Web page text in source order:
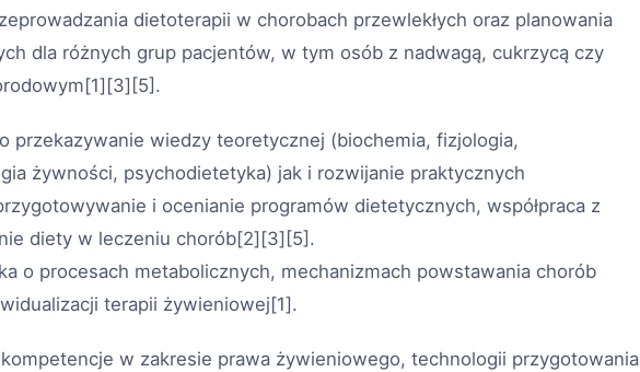
dietoterapii w chorobach przewlekłych oraz planowania
dla różnych grup pacjentów, w tym osób z nadwagą, cukrzycą czy
przekazywanie wiedzy teoretycznej (biochemia, fizjologia,
żywności, psychodietetyka) jak i rozwijanie praktycznych
i ocenianie programów dietetycznych, współpraca z
diety w leczeniu chorób[2][3][5].
o procesach metabolicznych, mechanizmach powstawania chorób
terapii żywieniowej[1].
w zakresie prawa żywieniowego, technologii przygotowania